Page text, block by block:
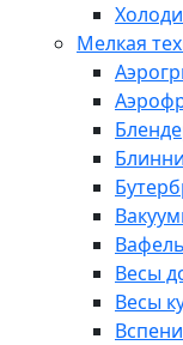
Мелкая
Весы
Весы